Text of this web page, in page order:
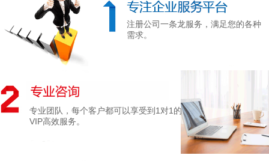
注册公司一条龙服务，满足您的各种
需求。
专业团队，每个客户都可以享受到1对1的
VIP高效服务。